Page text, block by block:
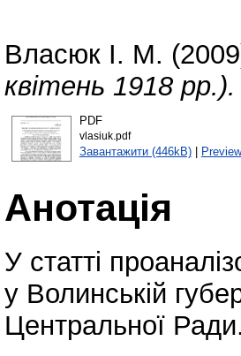
Власюк І. М.
квітень 1918 рр.).
PDF
vlasiuk.pdf
Завантажити (446kB)| Preview
Анотація
У статті
у Волинській
Центральної Ради.